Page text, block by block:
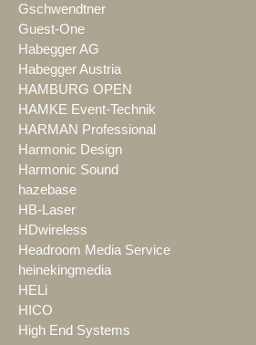
Gschwendtner
Guest-One
Habegger AG
Habegger Austria
HAMBURG OPEN
HAMKE Event-Technik
HARMAN Professional
Harmonic Design
Harmonic Sound
hazebase
HB-Laser
HDwireless
Headroom Media Service
heinekingmedia
HELi
HICO
High End Systems